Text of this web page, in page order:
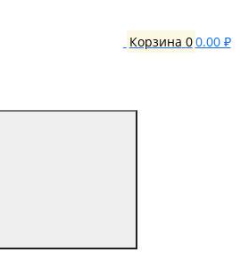
Корзина 00.00 ₽